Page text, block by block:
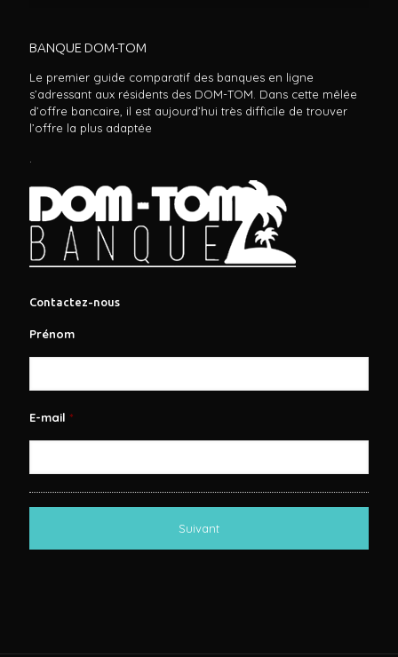
BANQUE DOM-TOM
Le premier guide comparatif des banques en ligne
s’adressant aux résidents des DOM-TOM. Dans cette mêlée
d’offre bancaire, il est aujourd’hui très difficile de trouver
l’offre la plus adaptée
Contactez-nous
Prénom
E-mail *